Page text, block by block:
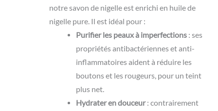
notre savon de nigelle est enrichi en huile de
nigelle pure. Il est idéal pour :
Purifier les peaux à imperfections: ses
propriétés antibactériennes et anti-
inflammatoires aident à réduire les
boutons et les rougeurs, pour un teint
plus net.
Hydrater en douceur: contrairement